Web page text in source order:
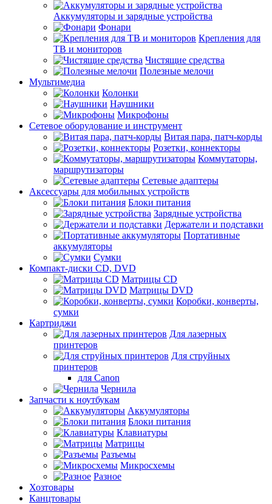
Аккумуляторы и зарядные устройства
Фонари
Крепления для
ТВ и мониторов
Чистящие средства
Полезные мелочи
Мультимедиа
Колонки
Наушники
Микрофоны
Сетевое оборудование и инструмент
Витая пара, патч-корды
Розетки, коннекторы
Коммутаторы,
маршрутизаторы
Сетевые адаптеры
Аксессуары для мобильных устройств
Блоки питания
Зарядные устройства
Держатели и подставки
Портативные
аккумуляторы
Сумки
Компакт-диски CD, DVD
Матрицы CD
Матрицы DVD
Коробки, конверты,
сумки
Картриджи
Для лазерных
принтеров
Для струйных
принтеров
для Canon
Чернила
Запчасти к ноутбукам
Аккумуляторы
Блоки питания
Клавиатуры
Матрицы
Разъемы
Микросхемы
Разное
Хозтовары
Канцтовары